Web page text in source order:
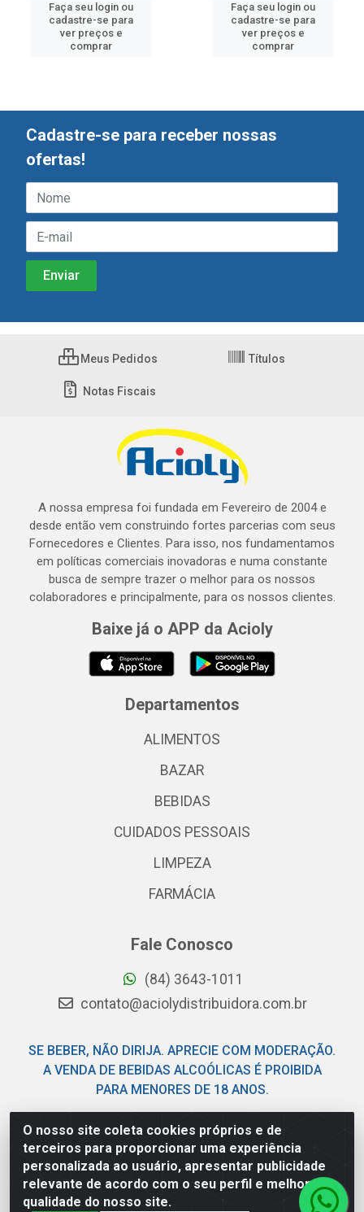
Faça seu login ou
cadastre-se para
ver preços e
comprar
Faça seu login ou
cadastre-se para
ver preços e
comprar
O nosso site coleta cookies próprios e de
terceiros para proporcionar uma experiência
personalizada ao usuário, apresentar publicidade
relevante de acordo com o seu perfil e melhorar a
qualidade do nosso site.
Cadastre-se para receber nossas
ofertas!
Meus Pedidos Títulos
Notas Fiscais
A nossa empresa foi fundada em Fevereiro de 2004 e
desde então vem construindo fortes parcerias com seus
Fornecedores e Clientes. Para isso, nos fundamentamos
em políticas comerciais inovadoras e numa constante
busca de sempre trazer o melhor para os nossos
colaboradores e principalmente, para os nossos clientes.
Baixe já o APP da Acioly
Departamentos
ALIMENTOS
BAZAR
BEBIDAS
CUIDADOS PESSOAIS
LIMPEZA
FARMÁCIA
Fale Conosco
(84) 3643-1011
contato@aciolydistribuidora.com.br
SE BEBER, NÃO DIRIJA. APRECIE COM MODERAÇÃO.
A VENDA DE BEBIDAS ALCOÓLICAS É PROIBIDA
PARA MENORES DE 18 ANOS.
Acioly Distribuidora - Av Piloto Pereira Tim - Parque de
Exposições - Parnamirim/RN - CEP 59146-480 - CNPJ
06.029.901/0001-92